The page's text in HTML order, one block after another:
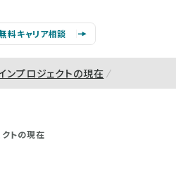
料キャリア相談
ンプロジェクトの現在
トの現在